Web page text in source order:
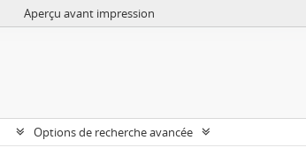
Aperçu avant impression
Options de recherche avancée